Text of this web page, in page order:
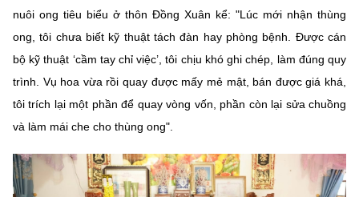
nuôi ong tiêu biểu ở thôn Đồng Xuân kể: "Lúc mới nhận thùng
ong, tôi chưa biết kỹ thuật tách đàn hay phòng bệnh. Được cán
bộ kỹ thuật ‘cầm tay chỉ việc’, tôi chịu khó ghi chép, làm đúng quy
trình. Vụ hoa vừa rồi quay được mấy mẻ mật, bán được giá khá,
tôi trích lại một phần để quay vòng vốn, phần còn lại sửa chuồng
và làm mái che cho thùng ong".